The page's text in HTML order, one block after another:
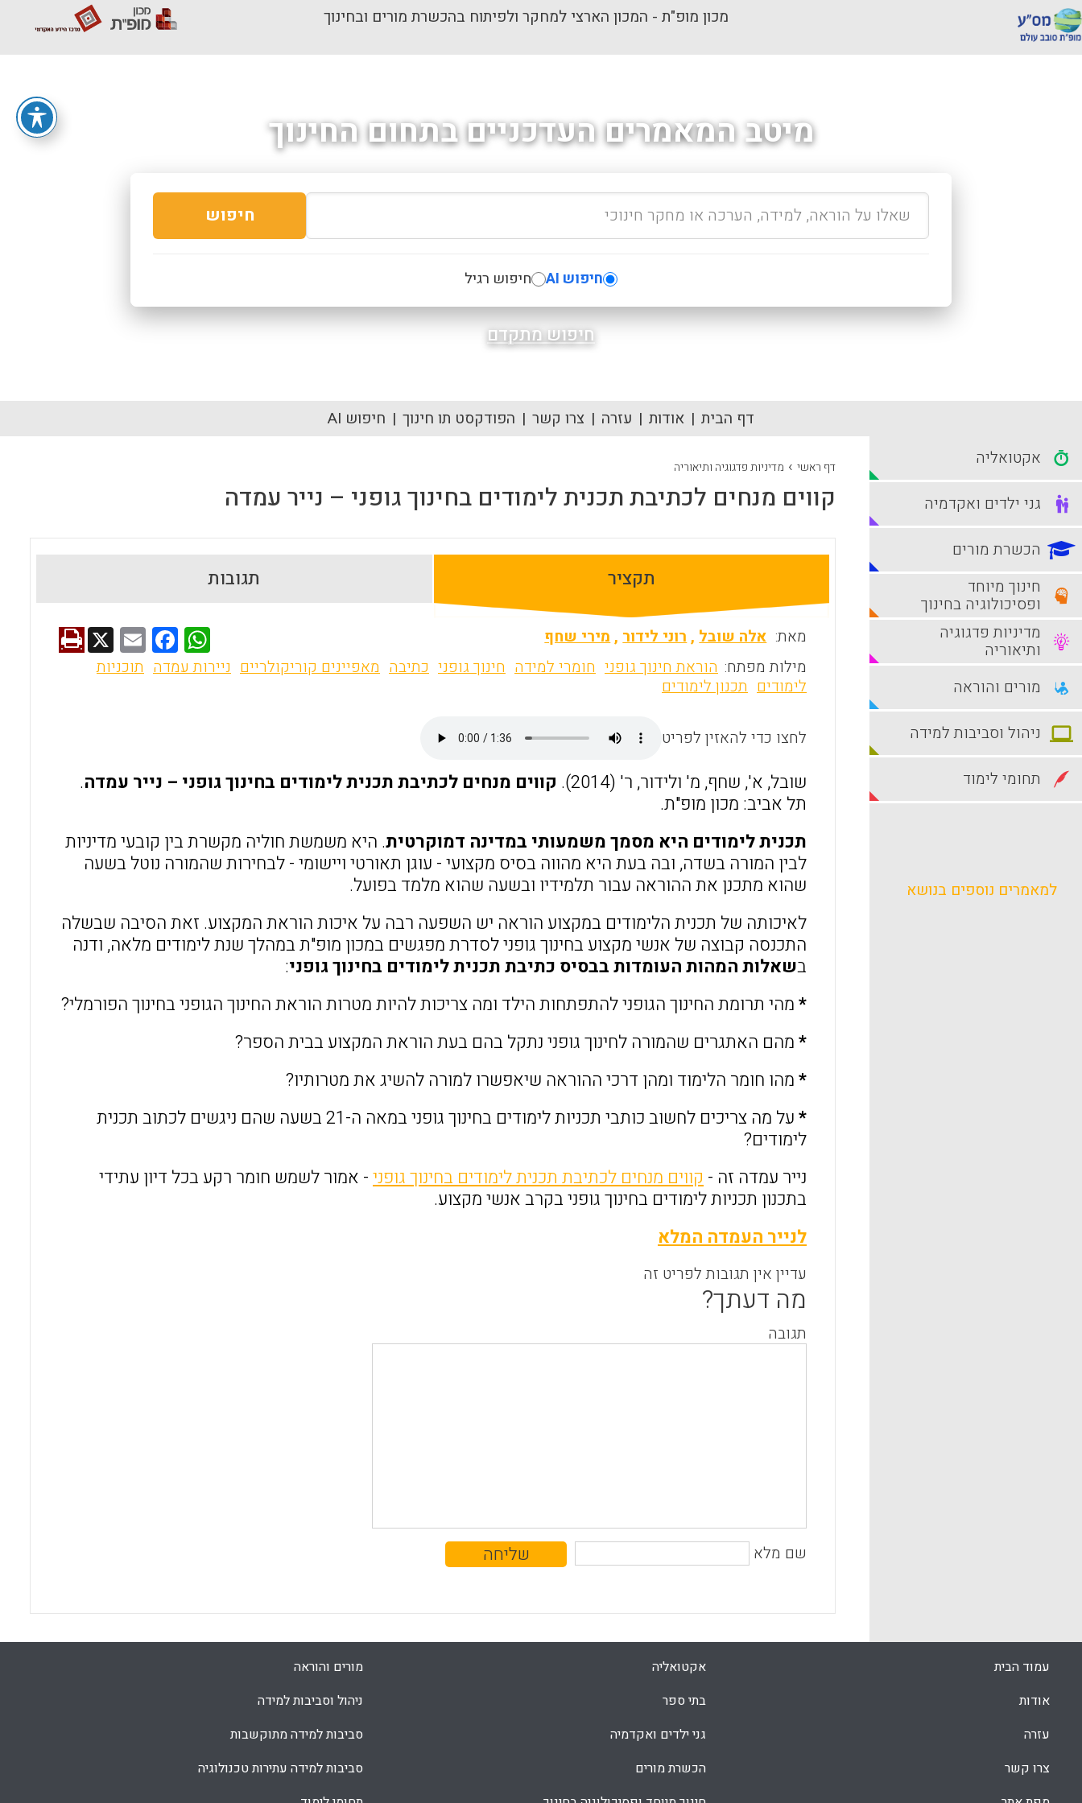
מכון מופ"ת - המכון הארצי למחקר ולפיתוח בהכשרת מורים ובחינוך
מיטב המאמרים העדכניים בתחום החינוך
חיפוש
חיפוש AI חיפוש רגיל
חיפוש מתקדם
דף הבית אודות עזרה צרו קשר הפודקסט תו חינוך חיפוש AI
דף ראשי › מדיניות פדגוגיה ותיאוריה
קווים מנחים לכתיבת תכנית לימודים בחינוך גופני – נייר עמדה
תקציר תגובות
מאת: אלה שובל,רוני לידור,מירי שחף W
h
p
p
F
a
o
k
E
m
X
מילות מפתח: הוראת חינוך גופני חומרי למידה חינוך גופני כתיבה מאפיינים קוריקולריים ניירות עמדה תוכניות
לימודים תכנון לימודים
לחצו כדי להאזין לפריט
שובל, א', שחף, מ' ולידור, ר' (2014). קווים מנחים לכתיבת תכנית לימודים בחינוך גופני – נייר עמדה.
תל אביב: מכון מופ"ת.
תכנית לימודים היא מסמך משמעותי במדינה דמוקרטית. היא משמשת חוליה מקשרת בין קובעי מדיניות
לבין המורה בשדה, ובה בעת היא מהווה בסיס מקצועי - עוגן תאורטי ויישומי - לבחירות שהמורה נוטל בשעה
שהוא מתכנן את ההוראה עבור תלמידיו ובשעה שהוא מלמד בפועל.
לאיכותה של תכנית הלימודים במקצוע הוראה יש השפעה רבה על איכות הוראת המקצוע. זאת הסיבה שבשלה
התכנסה קבוצה של אנשי מקצוע בחינוך גופני לסדרת מפגשים במכון מופ"ת במהלך שנת לימודים מלאה, ודנה
בשאלות המהות העומדות בבסיס כתיבת תכנית לימודים בחינוך גופני:
*מהי תרומת החינוך הגופני להתפתחות הילד ומה צריכות להיות מטרות הוראת החינוך הגופני בחינוך הפורמלי?
*מהם האתגרים שהמורה לחינוך גופני נתקל בהם בעת הוראת המקצוע בבית הספר?
*מהו חומר הלימוד ומהן דרכי ההוראה שיאפשרו למורה להשיג את מטרותיו?
*
על מה צריכים לחשוב כותבי תכניות לימודים בחינוך גופני במאה ה-21 בשעה שהם ניגשים לכתוב תכנית
לימודים?
נייר עמדה זה - קווים מנחים לכתיבת תכנית לימודים בחינוך גופני- אמור לשמש חומר רקע בכל דיון עתידי
בתכנון תכניות לימודים בחינוך גופני בקרב אנשי מקצוע.
לנייר העמדה המלא
עדיין אין תגובות לפריט זה
מה דעתך?
תגובה
שם מלא
אקטואליה
גני ילדים ואקדמיה
הכשרת מורים
חינוך מיוחד
ופסיכולוגיה בחינוך
מדיניות פדגוגיה
ותיאוריה
מורים והוראה
ניהול וסביבות למידה
תחומי לימוד
למאמרים נוספים בנושא
עמוד הבית
אודות
עזרה
צרו קשר
אקטואליה
בתי ספר
גני ילדים ואקדמיה
הכשרת מורים
מורים והוראה
ניהול וסביבות למידה
סביבות למידה מתוקשבות
סביבות למידה עתירות טכנולוגיה